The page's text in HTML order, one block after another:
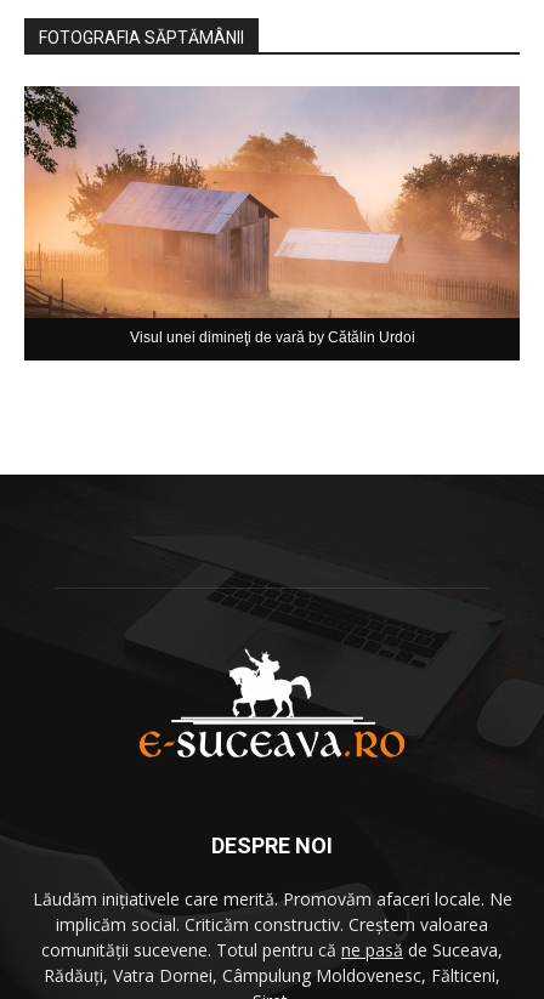
FOTOGRAFIA SĂPTĂMÂNII
Visul unei dimineţi de vară by Cătălin Urdoi
DESPRE NOI
Lăudăm iniţiativele care merită. Promovăm afaceri locale. Ne
implicăm social. Criticăm constructiv. Creştem valoarea
comunităţii sucevene. Totul pentru că ne pasă de Suceava,
Rădăuţi, Vatra Dornei, Câmpulung Moldovenesc, Fălticeni,